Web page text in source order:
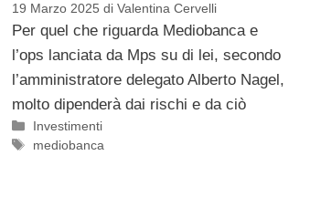
19 Marzo 2025 di Valentina Cervelli
Per quel che riguarda Mediobanca e
l’ops lanciata da Mps su di lei, secondo
l’amministratore delegato Alberto Nagel,
molto dipenderà dai rischi e da ciò
Categorie
Investimenti
Tag
mediobanca